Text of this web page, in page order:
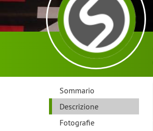
Sommario
Descrizione
Fotografie